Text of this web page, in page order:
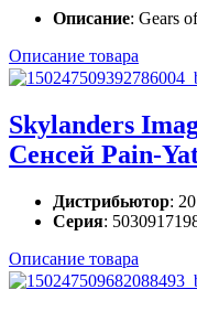
Описание: Gears
Описание товара
Skylanders
Сенсей Pain-
Дистрибьютор:
Серия:
Описание товара